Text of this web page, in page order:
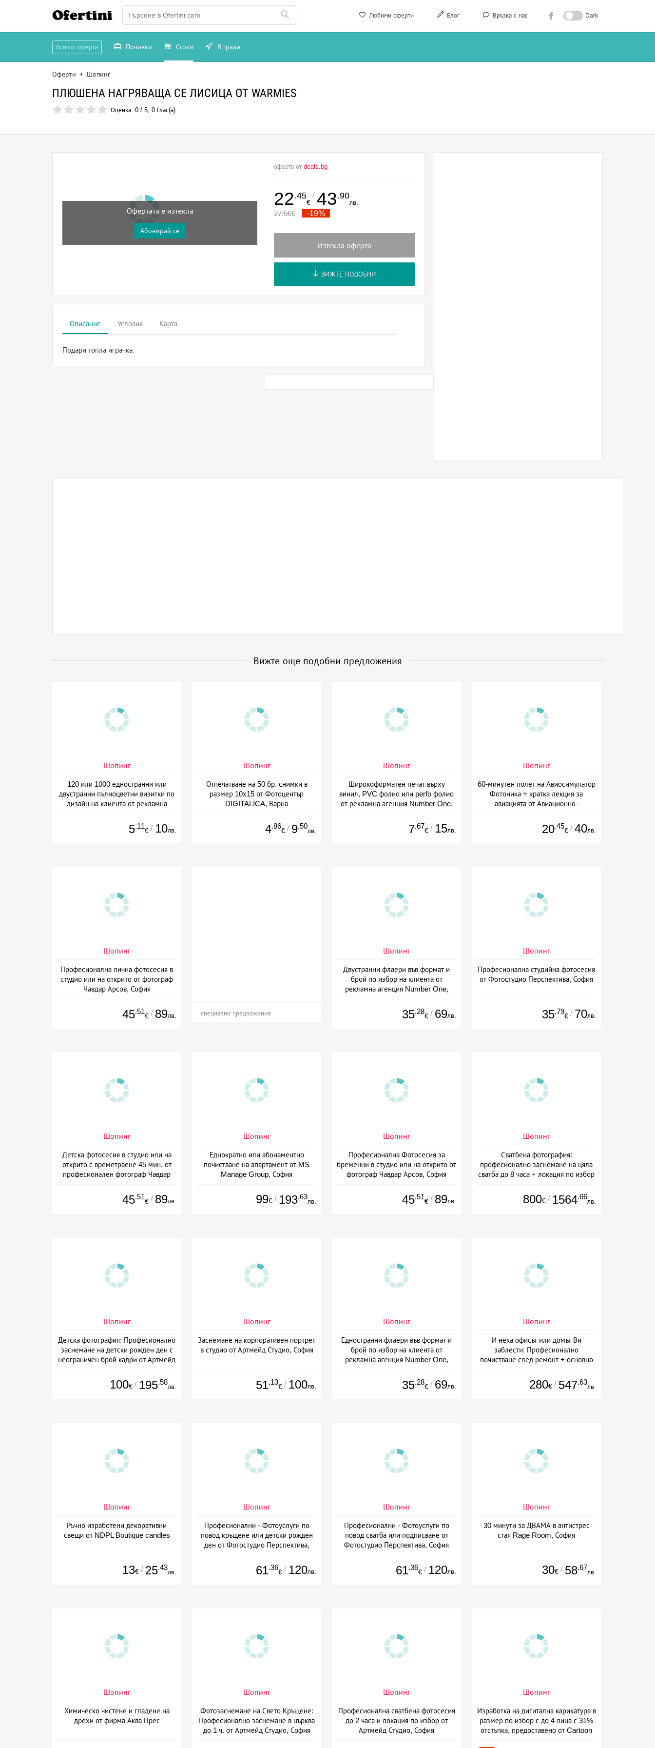
Любими оферти Блог Връзка с нас Dark
Ofertini
Всички оферти Почивки Стоки В града
Оферти Шопинг
ПЛЮШЕНА НАГРЯВАЩА СЕ ЛИСИЦА ОТ WARMIES
Оценка: 0 / 5, 0 Глас(а)
Офертата е изтекла
Абонирай се
оферта от deals.bg
22.45
€
/ 43.90
лв.
27.56€ -19%
Изтекла оферта
ВИЖТЕ ПОДОБНИ
Описание Условия Карта
Подари топла играчка.
Вижте още подобни предложения
Шопинг
120 или 1000 едностранни или
двустранни пълноцветни визитки по
дизайн на клиента от рекламна
5.11
€ / 10лв.
Шопинг
Отпечатване на 50 бр. снимки в
размер 10х15 от Фотоцентър
DIGITALICA, Варна
4.86
€ / 9.50
лв.
Шопинг
Широкоформатен печат върху
винил, PVC фолио или perfo фолио
от рекламна агенция Number One,
7.67
€ / 15лв.
Шопинг
60-минутен полет на Авиосимулатор
Фотоника + кратка лекция за
авиацията от Авиационно-
20.45
€ / 40лв.
Шопинг
Професионална лична фотосесия в
студио или на открито от фотограф
Чавдар Арсов, София
45.51
€ / 89лв. специално предложение
Шопинг
Двустранни флаери във формат и
брой по избор на клиента от
рекламна агенция Number One,
35.28
€ / 69лв.
Шопинг
Професионална студийна фотосесия
от Фотостудио Перспектива, София
35.79
€ / 70лв.
Шопинг
Детска фотосесия в студио или на
открито с времетраене 45 мин. от
професионален фотограф Чавдар
45.51
€ / 89лв.
Шопинг
Еднократно или абонаментно
почистване на апартамент от MS
Manage Group, София
99€ / 193.63
лв.
Шопинг
Професионална Фотосесия за
бременни в студио или на открито от
фотограф Чавдар Арсов, София
45.51
€ / 89лв.
Шопинг
Сватбена фотография:
професионално заснемане на цяла
сватба до 8 часа + локация по избор
Артмейд Студио
800€ / 1564.66
лв.
Шопинг
Детска фотография: Професионално
заснемане на детски рожден ден с
неограничен брой кадри от Артмейд
100€ / 195.58
лв.
Шопинг
Заснемане на корпоративен портрет
в студио от Артмейд Студио, София
51.13
€ / 100лв.
Шопинг
Едностранни флаери във формат и
брой по избор на клиента от
рекламна агенция Number One,
35.28
€ / 69лв.
Шопинг
И нека офисът или домът Ви
заблести: Професионално
почистване след ремонт + основно
прозорци, почистване на офиси или
абонаментно почистване от MS
280€ / 547.63
лв.
Шопинг
Ръчно изработени декоративни
свещи от NDPL Boutique candles
13€ / 25.43
лв.
Шопинг
Професионални - Фотоуслуги по
повод кръщене или детски рожден
ден от Фотостудио Перспектива,
61.36
€ / 120лв.
Шопинг
Професионални - Фотоуслуги по
повод сватба или подписване от
Фотостудио Перспектива, София
61.36
€ / 120лв.
Шопинг
30 минути за ДВАМА в антистрес
стая Rage Room, София
30€ / 58.67
лв.
Шопинг
Химическо чистене и гладене на
дрехи от фирма Аква Прес
Шопинг
Фотозаснемане на Свето Кръщене:
Професионално заснемане в църква
до 1 ч. от Артмейд Студио, София
Шопинг
Професионална сватбена фотосесия
до 2 часа и локация по избор от
Артмейд Студио, София
Шопинг
Изработка на дигитална карикатура в
размер по избор с до 4 лица с 31%
отстъпка, предоставено от Cartoon